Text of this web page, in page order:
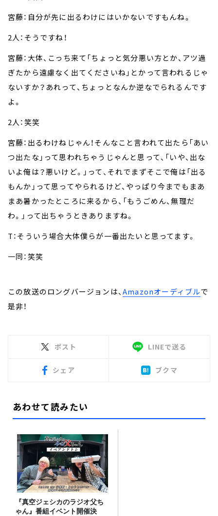
宮藤：自分が先に出るわけにはいかないですもんね。
2人：そうですね！
宮藤：大体、こっち来て「ちょっと気分悪い方とか、アツ過
ぎたから遠慮なく出てくださいね」とかって言われるじゃ
ないすか？あれって、ちょっとなんか逆なでられるんです
よ。
2人：笑笑
宮藤：出るわけねじゃん！そんなこと言われて出たら「あい
つ出たな」って思われちゃうじゃんと思って、「いや、出な
いよ俺は？悪いけど。」って、それでまずそこで俺は「出る
もんか」って思ってやられるけど、やっぱり今までもまあ
まあ暑かったところに来るから、「もうごめん、無理だ
わ。」って出ちゃうときありますね。
T：そういう場合大体僕らが一番出たいと思ってます。
一同：笑笑
この放送のロングバージョンは、Amazonオーディブルで
是非！
ポスト LINEで送る
シェア ブクマ
あわせて読みたい
『真空ジェシカのラジオ父ち
ゃん』番組イベント開催決